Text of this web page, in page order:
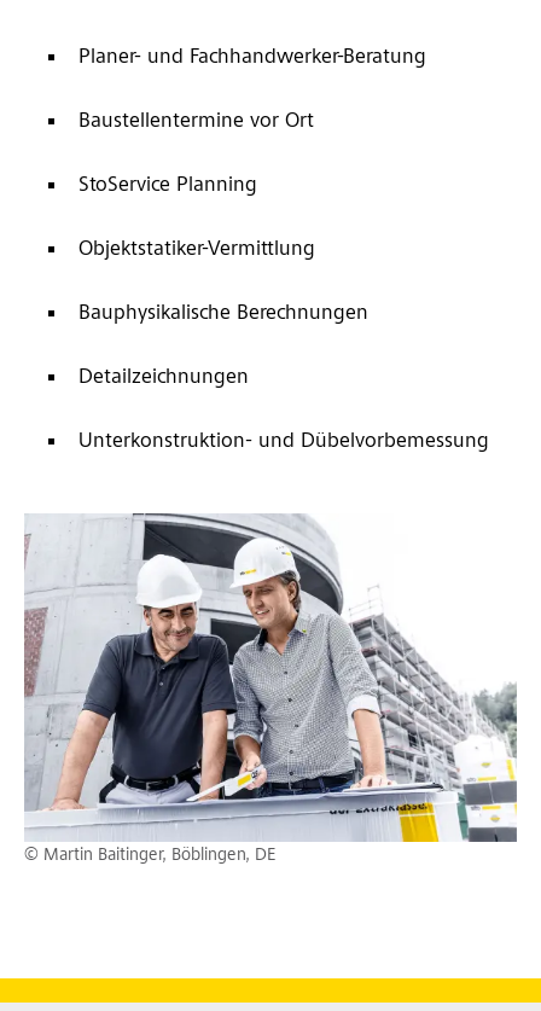
Planer- und Fachhandwerker-Beratung
Baustellentermine vor Ort
StoService Planning
Objektstatiker-Vermittlung
Bauphysikalische Berechnungen
Detailzeichnungen
Unterkonstruktion- und Dübelvorbemessung
© Martin Baitinger, Böblingen, DE